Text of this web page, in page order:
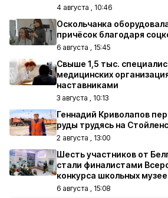
4 августа , 10:46
Оскольчанка
причёсок благодаря
6 августа , 15:45
Свыше 1,5 тыс.
медицинских
наставниками
3 августа , 10:13
Геннадий Криволапов
руды трудясь на
2 августа , 13:00
Шесть участников от
стали финалистами
конкурса школьных
6 августа , 15:08